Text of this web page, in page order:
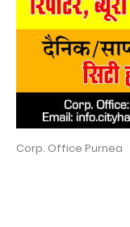
Corp. Office Purnea